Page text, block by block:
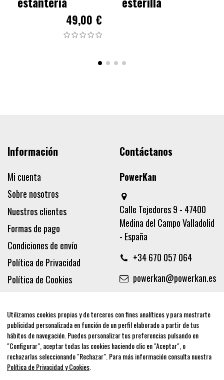
49,00 €
Información
Mi cuenta
Sobre nosotros
Nuestros clientes
Formas de pago
Condiciones de envío
Política de Privacidad
Política de Cookies
Aviso legal
Contáctanos
PowerKan
Calle Tejedores 9 - 47400
Medina del Campo Valladolid
- España
+34 670 057 064
powerkan@powerkan.es
Síguenos
Utilizamos cookies propias y de terceros con fines analíticos y para mostrarte
publicidad personalizada en función de un perfil elaborado a partir de tus
hábitos de navegación. Puedes personalizar tus preferencias pulsando en
"Configurar", aceptar todas las cookies haciendo clic en "Aceptar", o
rechazarlas seleccionando "Rechazar". Para más información consulta nuestra
Política de Privacidad y Cookies